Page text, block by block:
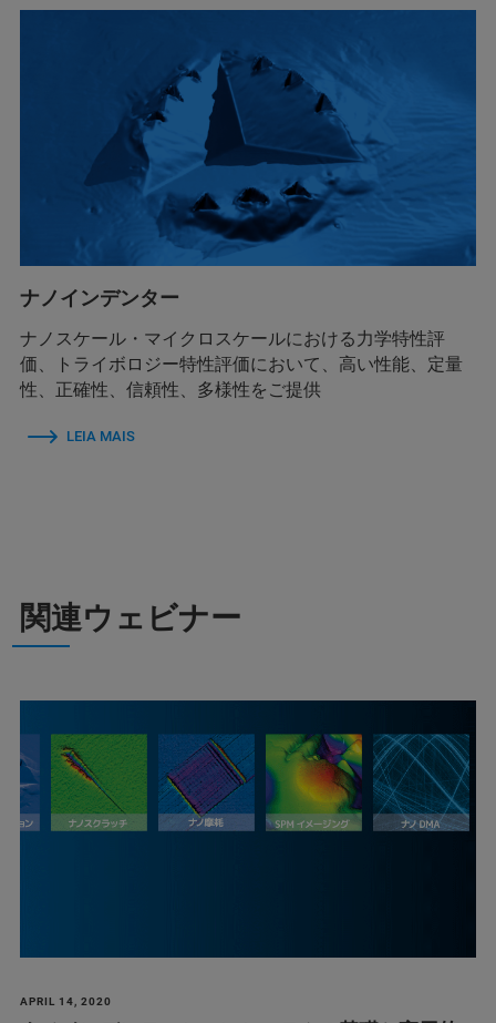
ナノインデンター
ナノスケール・マイクロスケールにおける力学特性評
価、トライボロジー特性評価において、高い性能、定量
性、正確性、信頼性、多様性をご提供
LEIA MAIS
関連ウェビナー
APRIL 14, 2020